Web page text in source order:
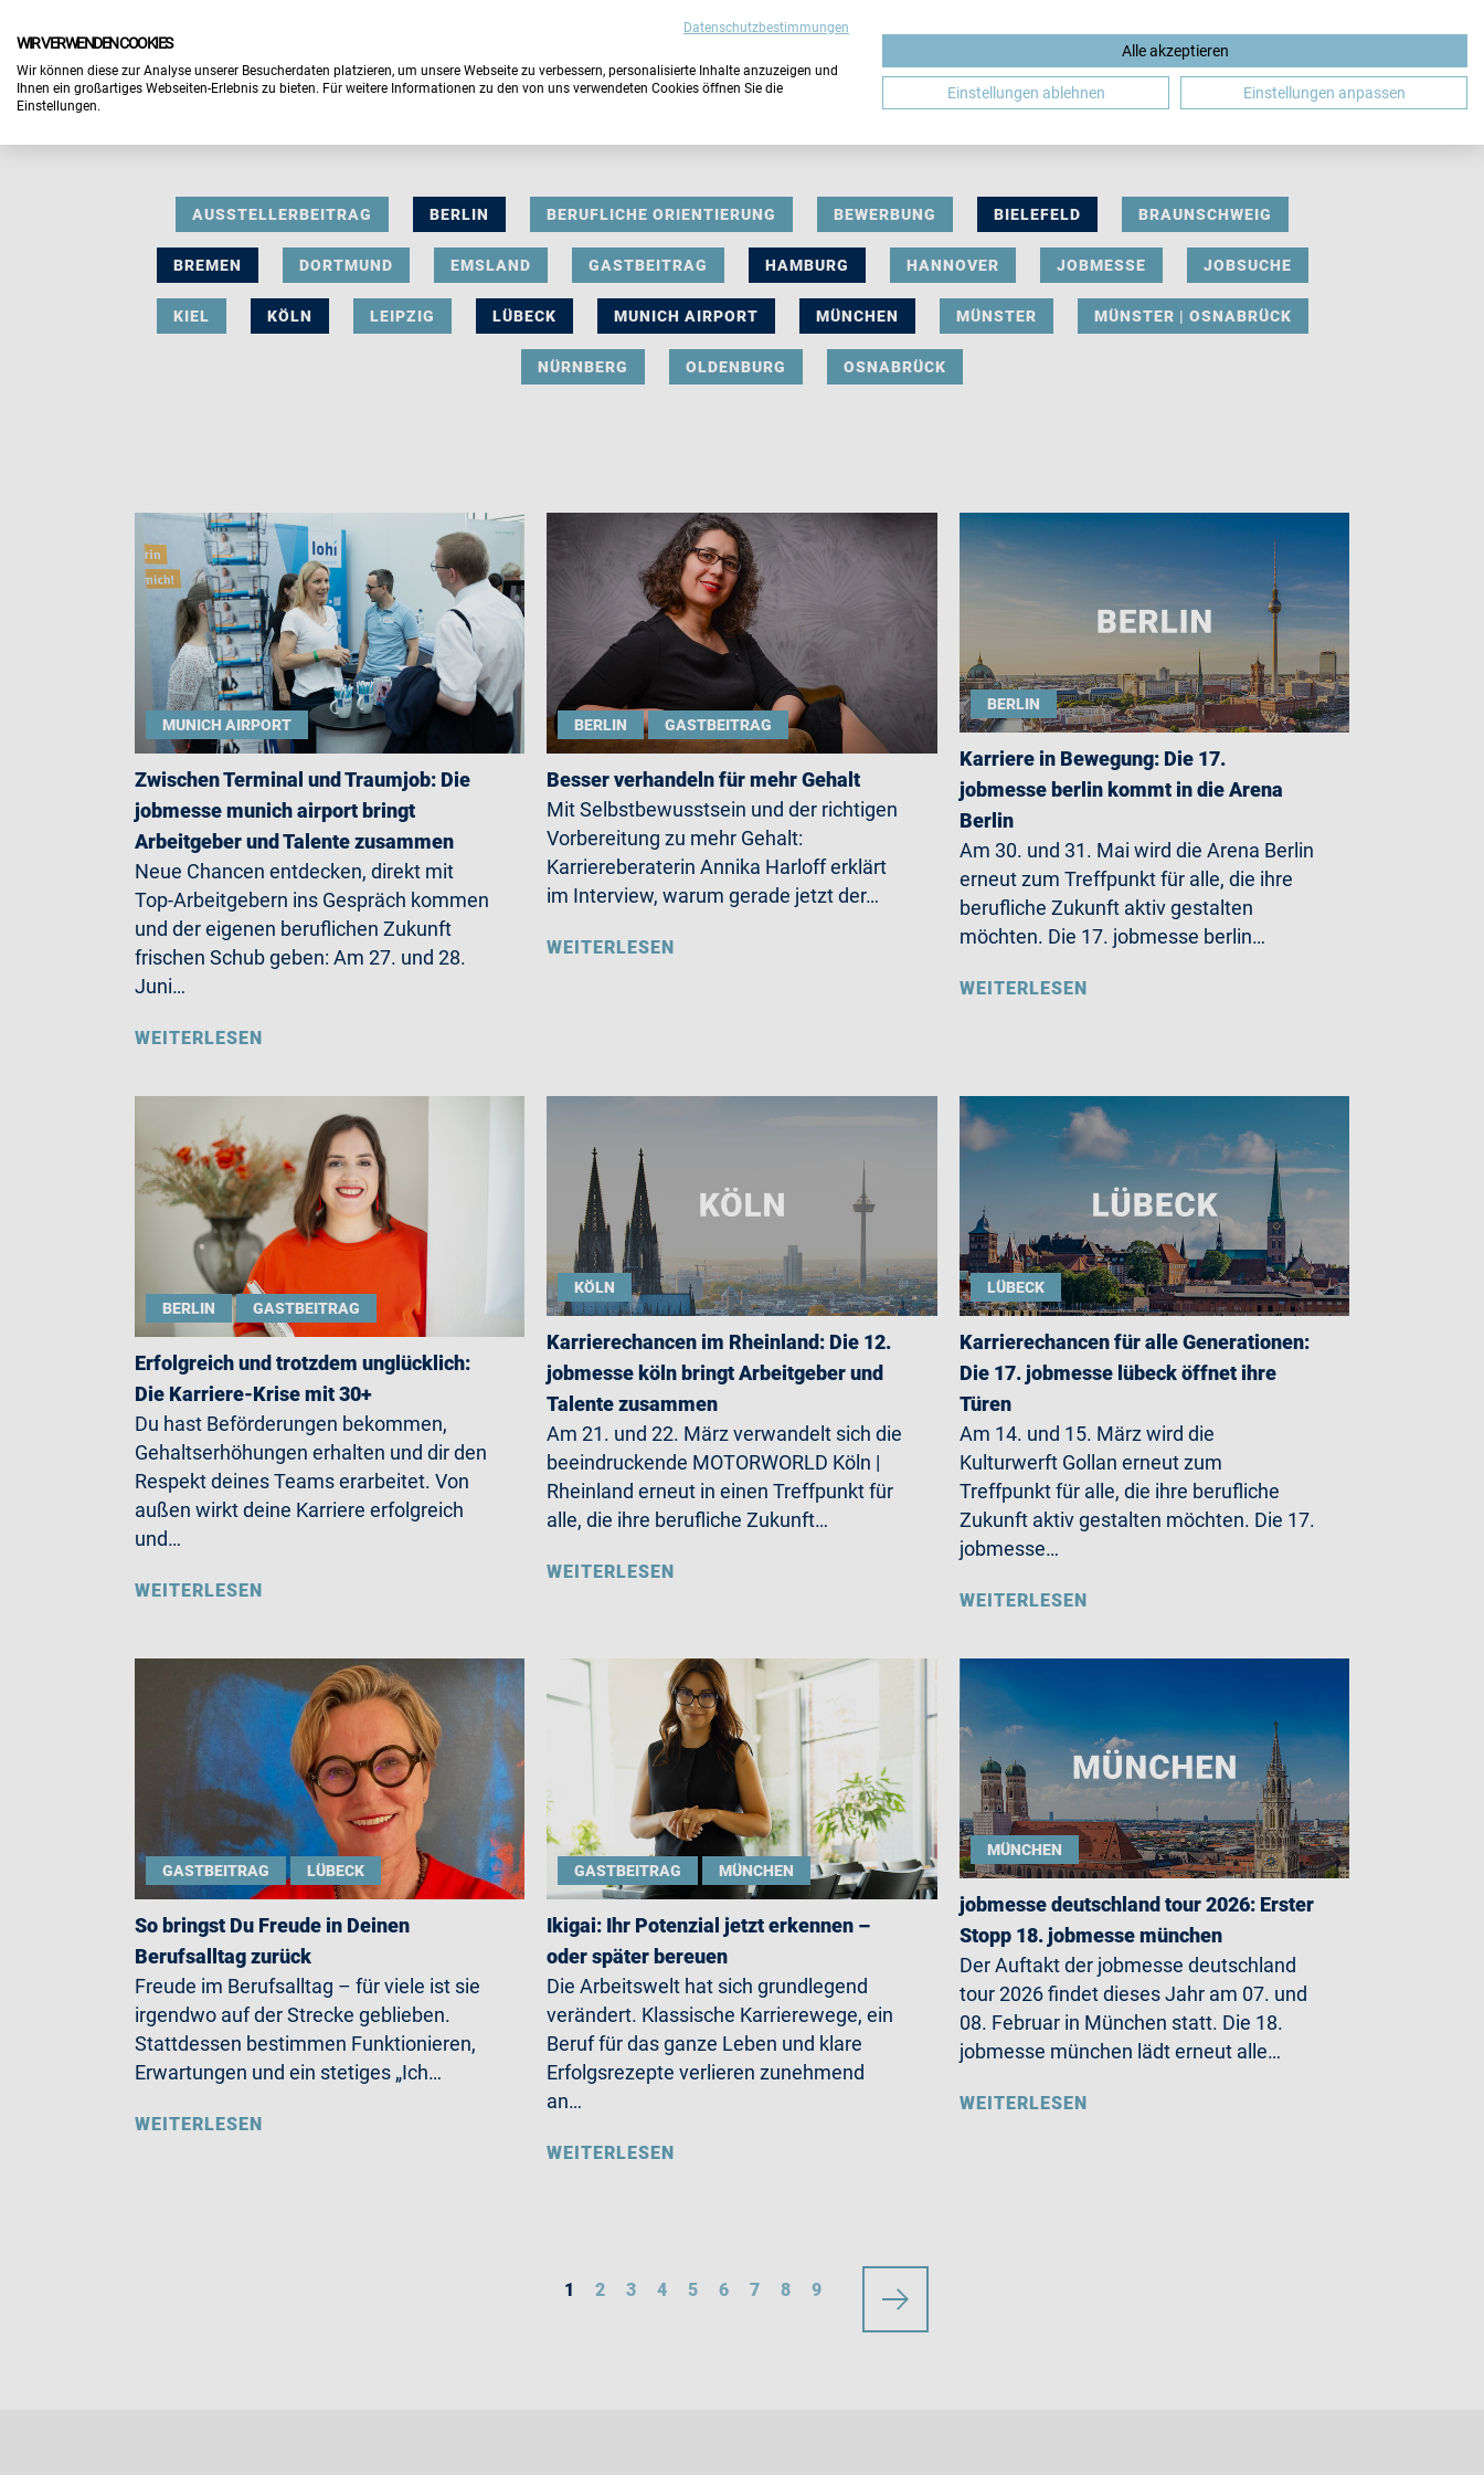
DE
AUSSTELLERBEITRAG BERLIN BERUFLICHE ORIENTIERUNG BEWERBUNG BIELEFELD BRAUNSCHWEIG
BREMEN DORTMUND EMSLAND GASTBEITRAG HAMBURG HANNOVER JOBMESSE JOBSUCHE
KIEL KÖLN LEIPZIG LÜBECK MUNICH AIRPORT MÜNCHEN MÜNSTER MÜNSTER | OSNABRÜCK
NÜRNBERG OLDENBURG OSNABRÜCK
MUNICH AIRPORT
Zwischen Terminal und Traumjob: Die
jobmesse munich airport bringt
Arbeitgeber und Talente zusammen
Neue Chancen entdecken, direkt mit
Top-Arbeitgebern ins Gespräch kommen
und der eigenen beruflichen Zukunft
frischen Schub geben: Am 27. und 28.
Juni…
WEITERLESEN
BERLIN GASTBEITRAG
Besser verhandeln für mehr Gehalt
Mit Selbstbewusstsein und der richtigen
Vorbereitung zu mehr Gehalt:
Karriereberaterin Annika Harloff erklärt
im Interview, warum gerade jetzt der…
WEITERLESEN
BERLIN
Karriere in Bewegung: Die 17.
jobmesse berlin kommt in die Arena
Berlin
Am 30. und 31. Mai wird die Arena Berlin
erneut zum Treffpunkt für alle, die ihre
berufliche Zukunft aktiv gestalten
möchten. Die 17. jobmesse berlin…
WEITERLESEN
BERLIN GASTBEITRAG
Erfolgreich und trotzdem unglücklich:
Die Karriere-Krise mit 30+
Du hast Beförderungen bekommen,
Gehaltserhöhungen erhalten und dir den
Respekt deines Teams erarbeitet. Von
außen wirkt deine Karriere erfolgreich
und…
WEITERLESEN
KÖLN
Karrierechancen im Rheinland: Die 12.
jobmesse köln bringt Arbeitgeber und
Talente zusammen
Am 21. und 22. März verwandelt sich die
beeindruckende MOTORWORLD Köln |
Rheinland erneut in einen Treffpunkt für
alle, die ihre berufliche Zukunft…
WEITERLESEN
LÜBECK
Karrierechancen für alle Generationen:
Die 17. jobmesse lübeck öffnet ihre
Türen
Am 14. und 15. März wird die
Kulturwerft Gollan erneut zum
Treffpunkt für alle, die ihre berufliche
Zukunft aktiv gestalten möchten. Die 17.
jobmesse…
WEITERLESEN
GASTBEITRAG LÜBECK
So bringst Du Freude in Deinen
Berufsalltag zurück
Freude im Berufsalltag – für viele ist sie
irgendwo auf der Strecke geblieben.
Stattdessen bestimmen Funktionieren,
Erwartungen und ein stetiges „Ich…
WEITERLESEN
GASTBEITRAG MÜNCHEN
Ikigai: Ihr Potenzial jetzt erkennen –
oder später bereuen
Die Arbeitswelt hat sich grundlegend
verändert. Klassische Karrierewege, ein
Beruf für das ganze Leben und klare
Erfolgsrezepte verlieren zunehmend
an…
WEITERLESEN
MÜNCHEN
jobmesse deutschland tour 2026: Erster
Stopp 18. jobmesse münchen
Der Auftakt der jobmesse deutschland
tour 2026 findet dieses Jahr am 07. und
08. Februar in München statt. Die 18.
jobmesse münchen lädt erneut alle…
WEITERLESEN
1 2 3 4 5 6 7 8 9
Datenschutzbestimmungen
WIR VERWENDEN COOKIES
Wir können diese zur Analyse unserer Besucherdaten platzieren, um unsere Webseite zu verbessern, personalisierte Inhalte anzuzeigen und
Ihnen ein großartiges Webseiten-Erlebnis zu bieten. Für weitere Informationen zu den von uns verwendeten Cookies öffnen Sie die
Einstellungen.
Alle akzeptieren
Einstellungen ablehnen Einstellungen anpassen